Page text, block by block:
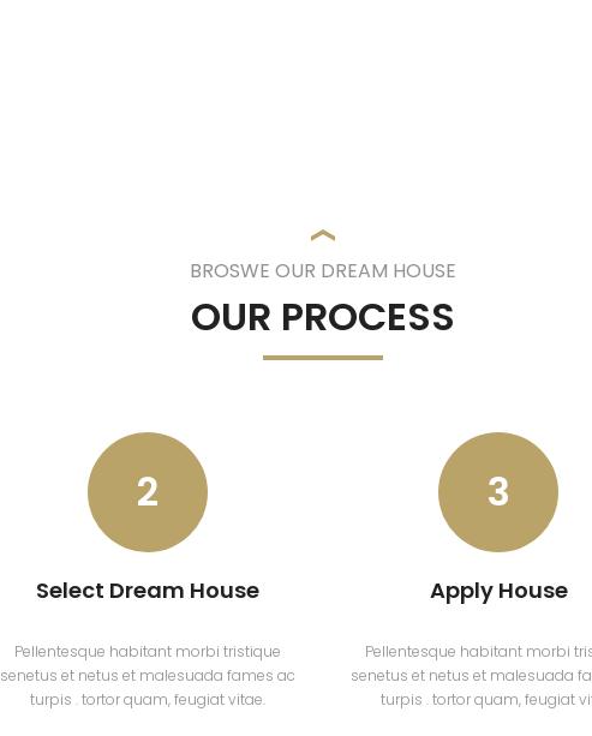
BROSWE OUR DREAM HOUSE
OUR PROCESS
2
Select Dream House
Pellentesque habitant morbi tristique
senetus et netus et malesuada fames ac
turpis . tortor quam, feugiat vitae.
3
Apply House
Pellentesque habitant morbi
senetus et netus et malesuada
turpis . tortor quam, feugiat